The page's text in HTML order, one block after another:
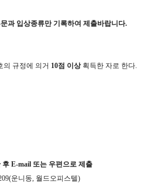
과 입상종류만 기록하여 제출바랍니다.
의 규정에 의거 10점 이상 획득한 자로 한다.
후 E-mail 또는 우편으로 제출
운니동, 월드오피스텔)